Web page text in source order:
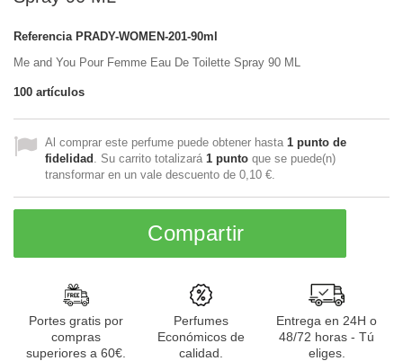
Referencia PRADY-WOMEN-201-90ml
Me and You Pour Femme Eau De Toilette Spray 90 ML
100 artículos
Al comprar este perfume puede obtener hasta 1 punto de
fidelidad . Su carrito totalizará 1 punto que se puede(n)
transformar en un vale descuento de 0,10 €
Compartir
Portes gratis por
compras
superiores a 60€.
Perfumes
Económicos de
calidad.
Entrega en 24H o
48/72 horas - Tú
eliges.